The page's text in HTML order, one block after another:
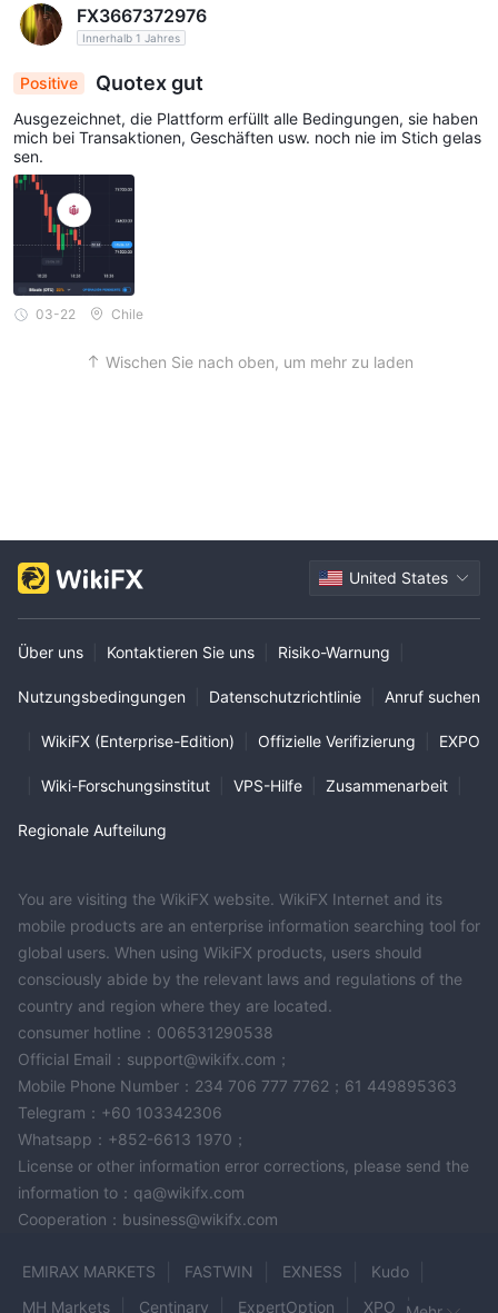
FX3667372976
Innerhalb 1 Jahres
Positive Quotex gut
Ausgezeichnet, die Plattform erfüllt alle Bedingungen, sie haben
mich bei Transaktionen, Geschäften usw. noch nie im Stich gelas
sen.
03-22 Chile
Wischen Sie nach oben, um mehr zu laden
United States
Über uns Kontaktieren Sie uns Risiko-Warnung
Nutzungsbedingungen Datenschutzrichtlinie Anruf suchen
WikiFX (Enterprise-Edition) Offizielle Verifizierung EXPO
Wiki-Forschungsinstitut VPS-Hilfe Zusammenarbeit
Regionale Aufteilung
You are visiting the WikiFX website. WikiFX Internet and its
mobile products are an enterprise information searching tool for
global users. When using WikiFX products, users should
consciously abide by the relevant laws and regulations of the
country and region where they are located.
consumer hotline：006531290538
Official Email：support@wikifx.com；
Mobile Phone Number：234 706 777 7762；61 449895363
Telegram：+60 103342306
Whatsapp：+852-6613 1970；
License or other information error corrections, please send the
information to：qa@wikifx.com
Cooperation：business@wikifx.com
EMIRAX MARKETS FASTWIN EXNESS
Kudo
MH Markets
Centinary ExpertOption XPO